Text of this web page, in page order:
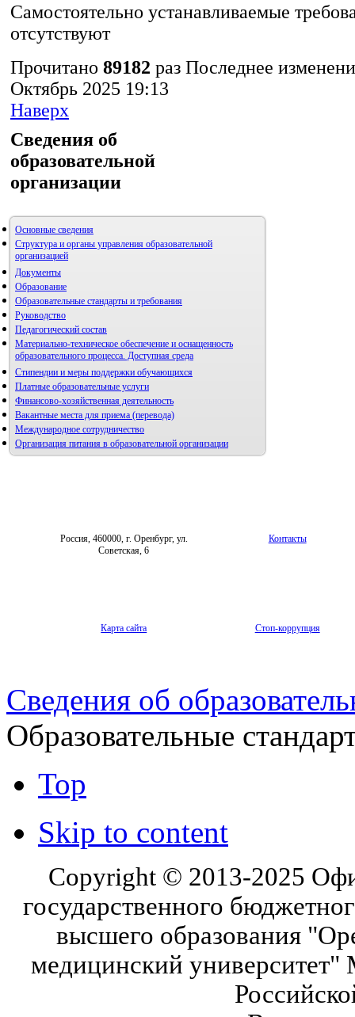
Самостоятельно устанавливаемые
отсутствуют
Прочитано 89182 раз Последнее
Октябрь 2025 19:13
Наверх
Сведения об
образовательной
организации
Основные сведения
Структура и органы управления образовательной
организацией
Документы
Образование
Образовательные стандарты и требования
Руководство
Педагогический состав
Материально-техническое обеспечение и оснащенность
образовательного процесса. Доступная среда
Стипендии и меры поддержки обучающихся
Платные образовательные услуги
Финансово-хозяйственная деятельность
Вакантные места для приема (перевода)
Международное сотрудничество
Организация питания в образовательной организации
Россия, 460000, г. Оренбург, ул.
Советская, 6
Контакты
Карта сайта Стоп-коррупция
Сведения об
Образовательные
Top
Skip to content
Copyright © 2013-2025
государственного
высшего образования
медицинский университет"